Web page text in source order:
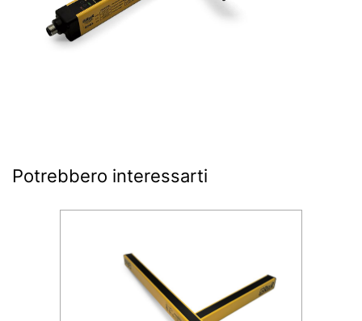
Potrebbero interessarti